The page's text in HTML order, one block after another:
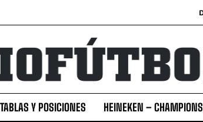
TABLAS Y POSICIONES HEINEKEN –